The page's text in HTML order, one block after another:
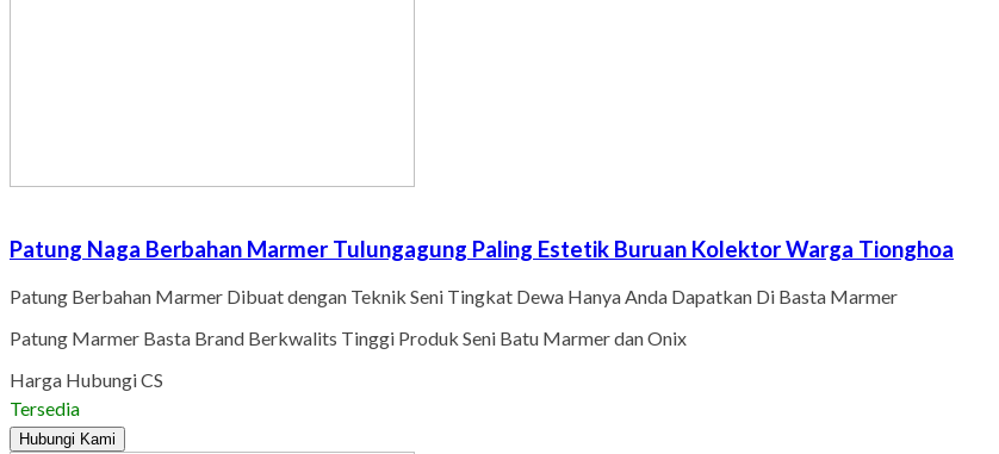
Patung Naga Berbahan Marmer Tulungagung Paling Estetik Buruan Kolektor Warga Tionghoa
Patung Berbahan Marmer Dibuat dengan Teknik Seni Tingkat Dewa Hanya Anda Dapatkan Di Basta Marmer
Patung Marmer Basta Brand Berkwalits Tinggi Produk Seni Batu Marmer dan Onix
Harga Hubungi CS
Tersedia
Hubungi Kami